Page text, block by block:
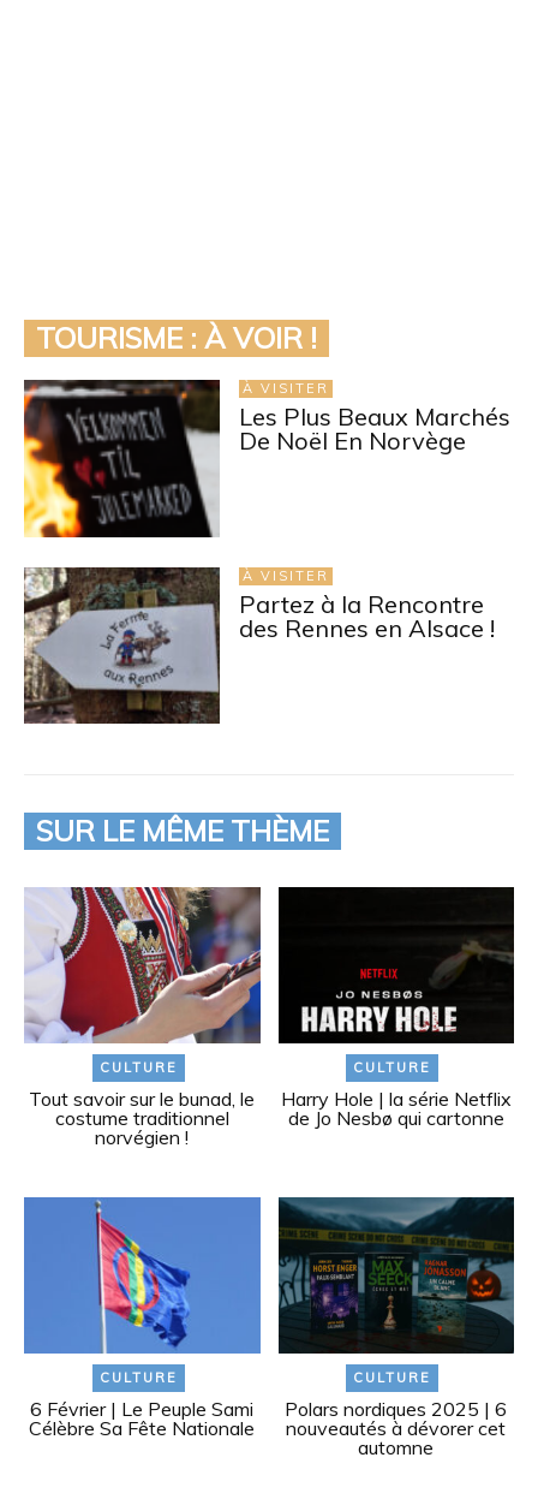
TOURISME : À VOIR !
À VISITER
Les Plus Beaux Marchés
De Noël En Norvège
À VISITER
Partez à la Rencontre
des Rennes en Alsace !
SUR LE MÊME THÈME
CULTURE
Tout savoir sur le bunad, le
costume traditionnel
norvégien !
CULTURE
Harry Hole | la série Netflix
de Jo Nesbø qui cartonne
CULTURE
6 Février | Le Peuple Sami
Célèbre Sa Fête Nationale
CULTURE
Polars nordiques 2025 | 6
nouveautés à dévorer cet
automne